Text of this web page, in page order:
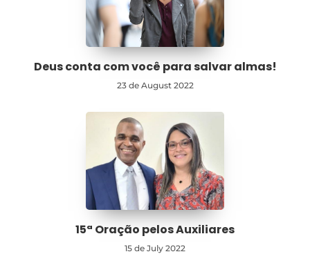
Deus conta com você para salvar almas!
23 de August 2022
15ª Oração pelos Auxiliares
15 de July 2022